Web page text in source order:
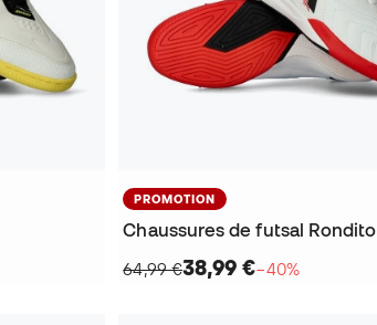
PROMOTION
Chaussures de futsal Rondito
64,99 €38,99 €−40%